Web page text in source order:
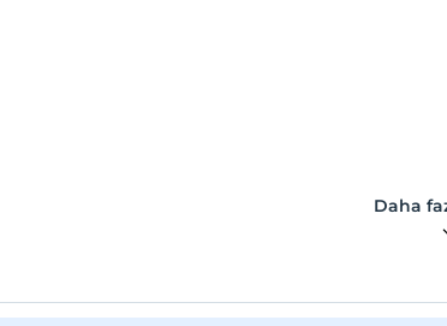
Daha